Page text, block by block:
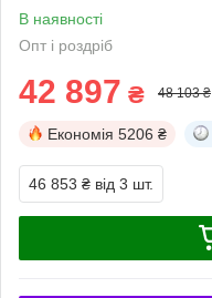
В наявності
Опт і роздріб
42 897 ₴ 48 103 ₴
Економія 5206 ₴
46 853 ₴ від 3 шт.